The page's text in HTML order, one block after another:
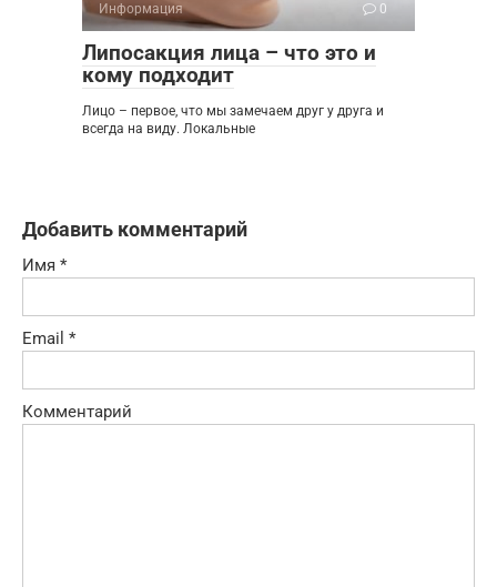
Информация 0
Липосакция лица – что это и
кому подходит
Лицо – первое, что мы замечаем друг у друга и
всегда на виду. Локальные
Добавить комментарий
Имя *
Email *
Комментарий